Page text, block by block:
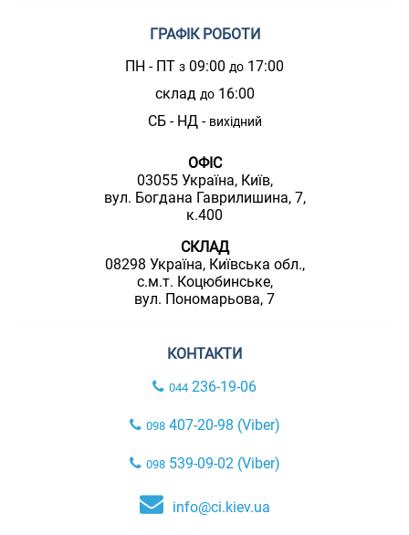
ГРАФІК РОБОТИ
ПН - ПТ з 09:00 до 17:00
склад до16:00
СБ - НД - вихідний
ОФІС
03055 Україна, Київ,
вул. Богдана Гаврилишина, 7,
к.400
СКЛАД
08298 Україна, Київська обл.,
с.м.т. Коцюбинське,
вул. Пономарьова, 7
КОНТАКТИ
044 236-19-06
098407-20-98 (Viber)
098539-09-02 (Viber)
info@ci.kiev.ua